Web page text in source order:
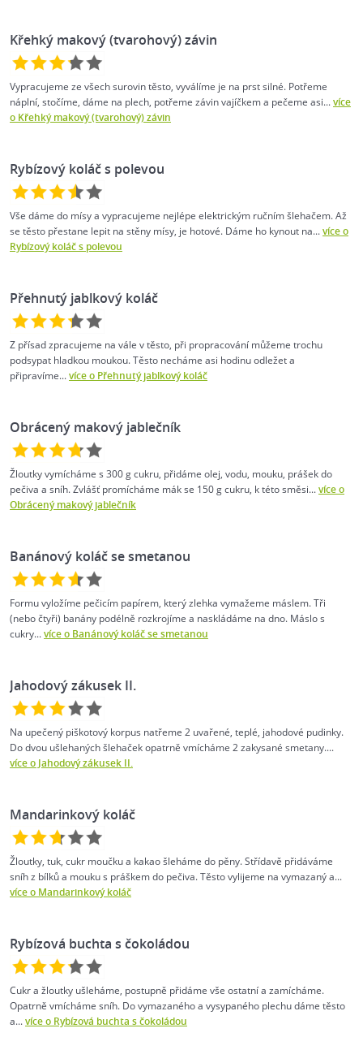
Křehký makový (tvarohový) závin
Vypracujeme ze všech surovin těsto, vyválíme je na prst silné. Potřeme
náplní, stočíme, dáme na plech, potřeme závin vajíčkem a pečeme asi...více
o Křehký makový (tvarohový) závin
Rybízový koláč s polevou
Vše dáme do mísy a vypracujeme nejlépe elektrickým ručním šlehačem. Až
se těsto přestane lepit na stěny mísy, je hotové. Dáme ho kynout na...více o
Rybízový koláč s polevou
Přehnutý jablkový koláč
Z přísad zpracujeme na vále v těsto, při propracování můžeme trochu
podsypat hladkou moukou. Těsto necháme asi hodinu odležet a
připravíme...více o Přehnutý jablkový koláč
Obrácený makový jablečník
Žloutky vymícháme s 300 g cukru, přidáme olej, vodu, mouku, prášek do
pečiva a sníh. Zvlášť promícháme mák se 150 g cukru, k této směsi...více o
Obrácený makový jablečník
Banánový koláč se smetanou
Formu vyložíme pečicím papírem, který zlehka vymažeme máslem. Tři
(nebo čtyři) banány podélně rozkrojíme a naskládáme na dno. Máslo s
cukry...více o Banánový koláč se smetanou
Jahodový zákusek II.
Na upečený piškotový korpus natřeme 2 uvařené, teplé, jahodové pudinky.
Do dvou ušlehaných šlehaček opatrně vmícháme 2 zakysané smetany....
více o Jahodový zákusek II.
Mandarinkový koláč
Žloutky, tuk, cukr moučku a kakao šleháme do pěny. Střídavě přidáváme
sníh z bílků a mouku s práškem do pečiva. Těsto vylijeme na vymazaný a...
více o Mandarinkový koláč
Rybízová buchta s čokoládou
Cukr a žloutky ušleháme, postupně přidáme vše ostatní a zamícháme.
Opatrně vmícháme sníh. Do vymazaného a vysypaného plechu dáme těsto
a...více o Rybízová buchta s čokoládou